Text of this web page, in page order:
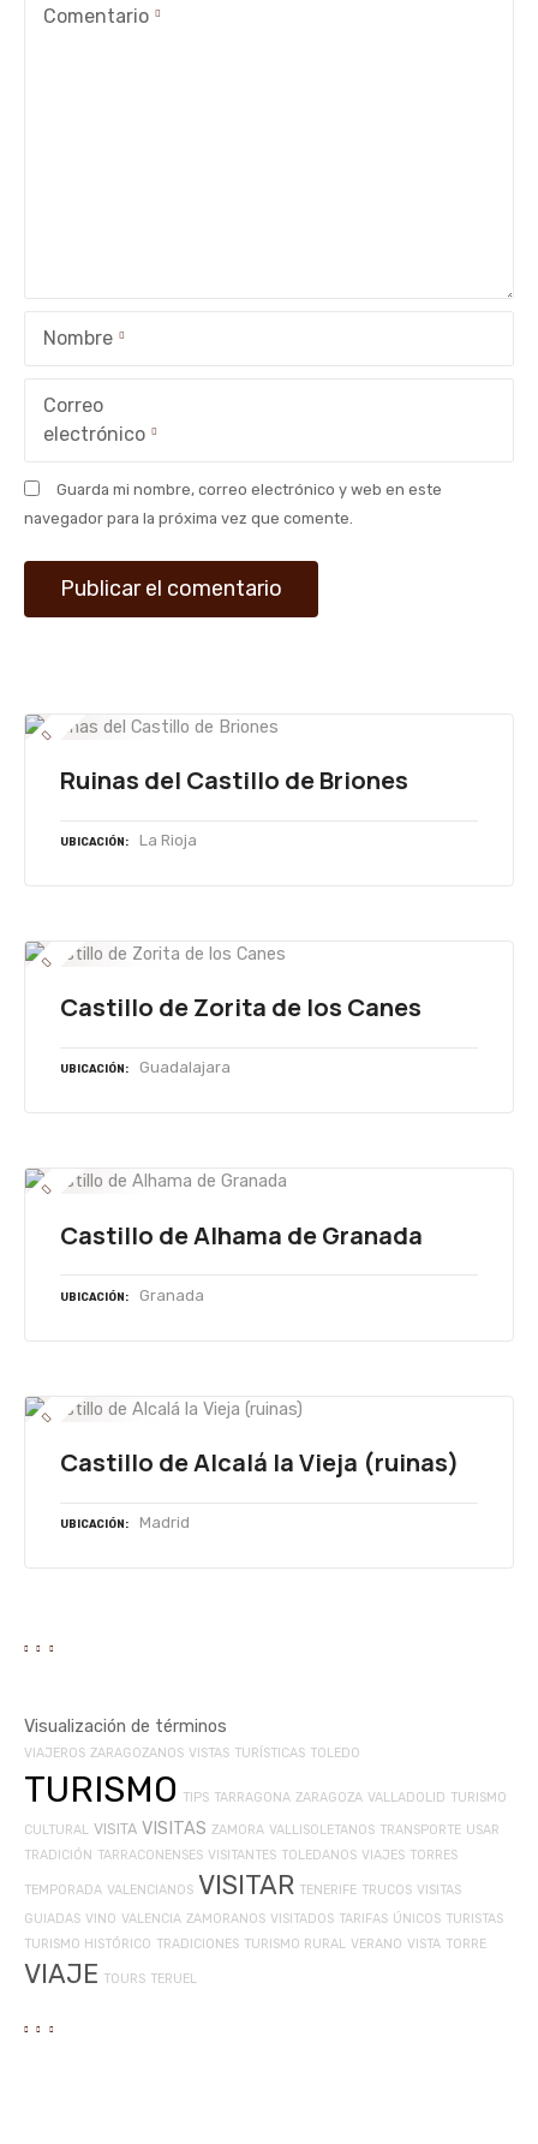
n
a
d
a
Comentario
Nombre
Correo
electrónico
Guarda mi nombre, correo electrónico y web en este
navegador para la próxima vez que comente.
Ruinas del Castillo de Briones
UBICACIÓN La Rioja
Castillo de Zorita de los Canes
UBICACIÓN Guadalajara
Castillo de Alhama de Granada
UBICACIÓN Granada
Castillo de Alcalá la Vieja (ruinas)
UBICACIÓN Madrid
Visualización de términos
VIAJEROS ZARAGOZANOS VISTAS TURÍSTICAS TOLEDO
TURISMO TIPS TARRAGONA ZARAGOZA VALLADOLID TURISMO
CULTURAL VISITA VISITAS ZAMORA VALLISOLETANOS TRANSPORTE USAR
TRADICIÓN TARRACONENSES VISITANTES TOLEDANOS VIAJES TORRES
TEMPORADA VALENCIANOS VISITAR TENERIFE TRUCOS VISITAS
GUIADAS VINO VALENCIA ZAMORANOS VISITADOS TARIFAS ÚNICOS TURISTAS
TURISMO HISTÓRICO TRADICIONES TURISMO RURAL VERANO VISTA TORRE
VIAJE TOURS TERUEL